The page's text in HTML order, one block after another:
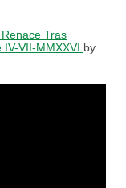
Tras
VII-MMXXVI by